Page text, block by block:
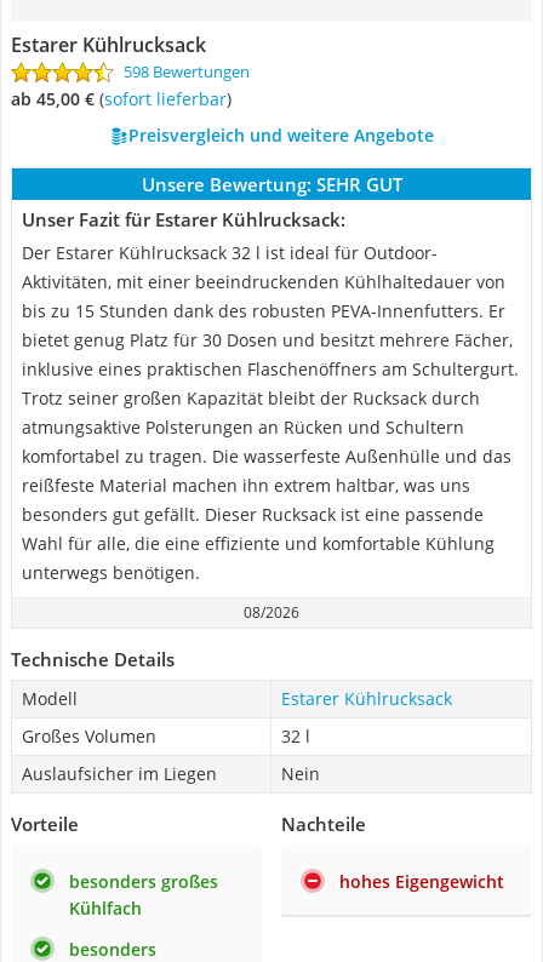
Estarer Kühlrucksack
598 Bewertungen
ab 45,00 € ( Sofort lieferbar)
Preisvergleich und weitere Angebote
Unsere Bewertung: SEHR GUT
Unser Fazit für Estarer Kühlrucksack:
Der Estarer Kühlrucksack 32 l ist ideal für Outdoor-
Aktivitäten, mit einer beeindruckenden Kühlhaltedauer von
bis zu 15 Stunden dank des robusten PEVA-Innenfutters. Er
bietet genug Platz für 30 Dosen und besitzt mehrere Fächer,
inklusive eines praktischen Flaschenöffners am Schultergurt.
Trotz seiner großen Kapazität bleibt der Rucksack durch
atmungsaktive Polsterungen an Rücken und Schultern
komfortabel zu tragen. Die wasserfeste Außenhülle und das
reißfeste Material machen ihn extrem haltbar, was uns
besonders gut gefällt. Dieser Rucksack ist eine passende
Wahl für alle, die eine effiziente und komfortable Kühlung
unterwegs benötigen.
08/2026
Technische Details
Modell
Estarer Kühlrucksack
Großes Volumen
32 l
Auslaufsicher im Liegen
Nein
Vorteile
besonders großes
Kühlfach
besonders
Nachteile
hohes Eigengewicht